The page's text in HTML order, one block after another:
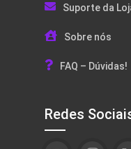
Suporte da
Sobre nós
FAQ – Dúvidas!
Redes